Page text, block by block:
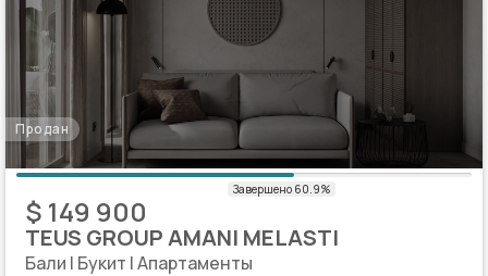
Продан
$ 149 900
TEUS GROUP AMANI MELASTI
Бали | Букит | Апартаменты